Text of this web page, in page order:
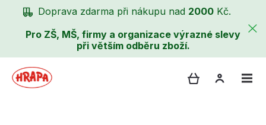
Doprava zdarma při nákupu nad 2000 Kč.
Pro ZŠ, MŠ, firmy a organizace výrazné slevy
při větším odběru zboží.